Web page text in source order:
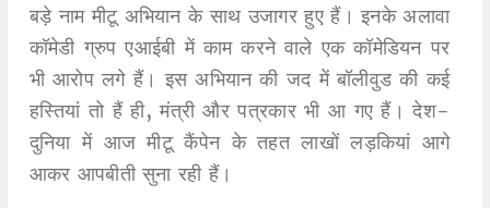
बड़े नाम मीटू अभियान के साथ उजागर हुए हैं। इनके अलावा
कॉमेडी ग्रुप एआईबी में काम करने वाले एक कॉमेडियन पर
भी आरोप लगे हैं। इस अभियान की जद में बॉलीवुड की कई
हस्तियां तो हैं ही, मंत्री और पत्रकार भी आ गए हैं। देश-
दुनिया में आज मीटू कैंपेन के तहत लाखों लड़कियां आगे
आकर आपबीती सुना रही हैं।